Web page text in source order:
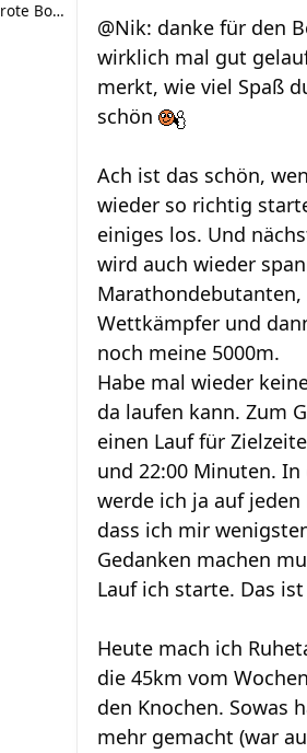
rote Bohne
@Nik: danke für den
wirklich mal gut
merkt, wie viel Spaß
schön
Ach ist das schön,
wieder so richtig
einiges los. Und
wird auch wieder
Marathondebutanten,
Wettkämpfer und
noch meine 5000m.
Habe mal wieder
da laufen kann. Zum
einen Lauf für
und 22:00 Minuten. In
werde ich ja auf jeden
dass ich mir
Gedanken machen
Lauf ich starte. Das
Heute mach ich
die 45km vom
den Knochen. Sowas
mehr gemacht (war